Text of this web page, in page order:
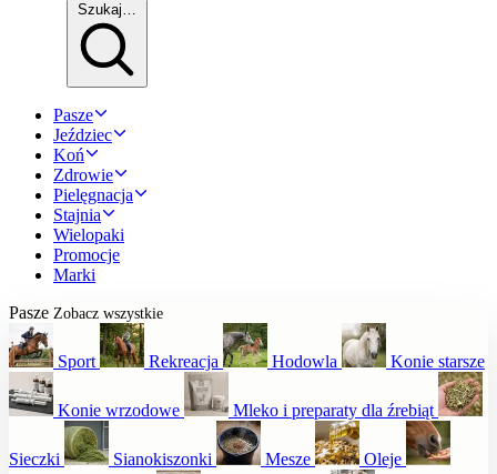
Szukaj…
Pasze
Jeździec
Koń
Zdrowie
Pielęgnacja
Stajnia
Wielopaki
Promocje
Marki
Pasze Zobacz wszystkie
Sport Rekreacja Hodowla Konie starsze
Konie wrzodowe Mleko i preparaty dla źrebiąt
Sieczki Sianokiszonki Mesze Oleje